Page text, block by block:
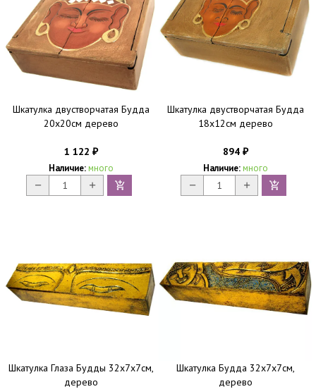
Шкатулка двустворчатая Будда
20х20см дерево
1 122 ₽
Наличие: много
Шкатулка двустворчатая Будда
18х12см дерево
894 ₽
Наличие: много
Шкатулка Глаза Будды 32х7х7см,
дерево
Шкатулка Будда 32х7х7см,
дерево